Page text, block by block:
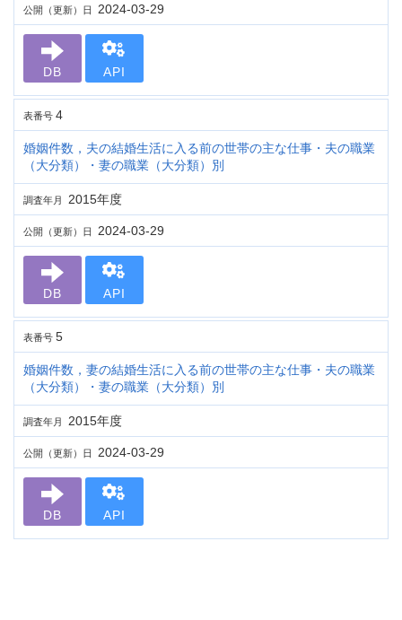
公開（更新）日 2024-03-29
DB API
表番号 4
婚姻件数，夫の結婚生活に入る前の世帯の主な仕事・夫の職業
（大分類）・妻の職業（大分類）別
調査年月 2015年度
公開（更新）日 2024-03-29
DB API
表番号 5
婚姻件数，妻の結婚生活に入る前の世帯の主な仕事・夫の職業
（大分類）・妻の職業（大分類）別
調査年月 2015年度
公開（更新）日 2024-03-29
DB API